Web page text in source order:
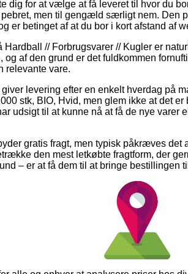
dig for at vælge at få leveret til hvor du
men til gengæld særligt nem. Den
er betinget af at du bor i kort afstand af
// Forbrugsvarer // Kugler er
og af den grund er det fuldkommen
relevante vare.
levering efter en enkelt hverdag på
stk, BIO, Hvid, men glem ikke at det
udsigt til at kunne nå at få de nye varer
gratis fragt, men typisk påkræves det
den mest letkøbte fragtform, der
– er at få dem til at bringe bestillingen